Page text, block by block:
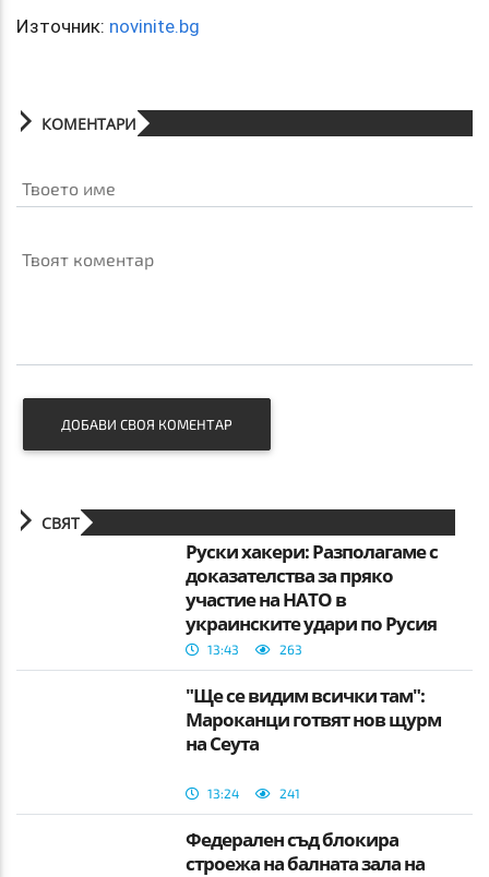
Източник: novinite.bg
КОМЕНТАРИ
Твоето име
Твоят коментар
ДОБАВИ СВОЯ КОМЕНТАР
СВЯТ
Руски хакери: Разполагаме с
доказателства за пряко
участие на НАТО в
украинските удари по Русия
13:43 263
"Ще се видим всички там":
Мароканци готвят нов щурм
на Сеута
13:24 241
Федерален съд блокира
строежа на балната зала на